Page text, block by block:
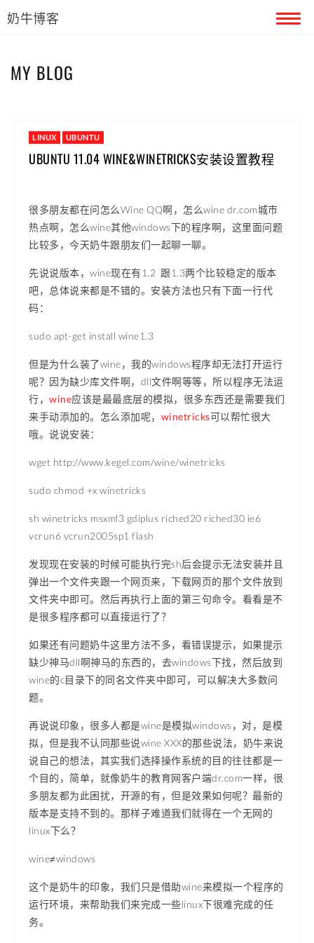
奶牛博客
MY BLOG
LINUX UBUNTU
UBUNTU 11.04 WINE&WINETRICKS安装设置教程
很多朋友都在问怎么Wine QQ啊，怎么wine dr.com城市
热点啊，怎么wine其他windows下的程序啊，这里面问题
比较多，今天奶牛跟朋友们一起聊一聊。
先说说版本，wine现在有1.2 跟1.3两个比较稳定的版本
吧，总体说来都是不错的。安装方法也只有下面一行代
码：
sudo apt-get install wine1.3
但是为什么装了wine，我的windows程序却无法打开运行
呢？因为缺少库文件啊，dll文件啊等等，所以程序无法运
行， wine应该是最最底层的模拟，很多东西还是需要我们
来手动添加的。怎么添加呢， winetricks可以帮忙很大
哦。说说安装：
wget http://www.kegel.com/wine/winetricks
sudo chmod +x winetricks
sh winetricks msxml3 gdiplus riched20 riched30 ie6
vcrun6 vcrun2005sp1 flash
发现现在安装的时候可能执行完sh后会提示无法安装并且
弹出一个文件夹跟一个网页来，下载网页的那个文件放到
文件夹中即可。然后再执行上面的第三句命令。看看是不
是很多程序都可以直接运行了？
如果还有问题奶牛这里方法不多，看错误提示，如果提示
缺少神马dll啊神马的东西的，去windows下找，然后放到
wine的c目录下的同名文件夹中即可，可以解决大多数问
题。
再说说印象，很多人都是wine是模拟windows，对，是模
拟，但是我不认同那些说wine XXX的那些说法，奶牛来说
说自己的想法，其实我们选择操作系统的目的往往都是一
个目的，简单，就像奶牛的教育网客户端dr.com一样，很
多朋友都为此困扰，开源的有，但是效果如何呢？最新的
版本是支持不到的。那样子难道我们就得在一个无网的
linux下么？
wine≠windows
这个是奶牛的印象，我们只是借助wine来模拟一个程序的
运行环境，来帮助我们来完成一些linux下很难完成的任
务。